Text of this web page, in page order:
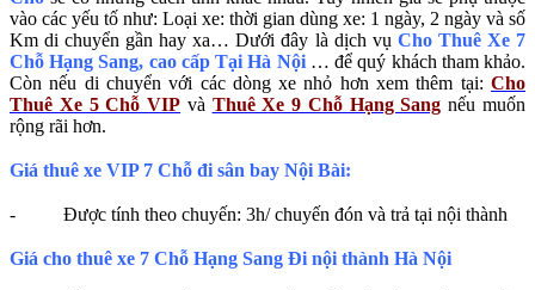
vào các yếu tố như: Loại xe: thời gian dùng xe: 1 ngày, 2 ngày và số
Km di chuyển gần hay xa… Dưới đây là dịch vụCho Thuê Xe 7
Chỗ Hạng Sang, cao cấp Tại Hà Nội… để quý khách tham khảo.
Còn nếu di chuyển với các dòng xe nhỏ hơn xem thêm tại: Cho
Thuê Xe 5 Chỗ VIP và Thuê Xe 9 Chỗ Hạng Sang nếu muốn
rộng rãi hơn.
Giá thuê xe VIP 7 Chỗ đi sân bay Nội Bài:
- Được tính theo chuyến: 3h/ chuyến đón và trả tại nội thành
Giá cho thuê xe 7 Chỗ Hạng Sang Đi nội thành Hà Nội